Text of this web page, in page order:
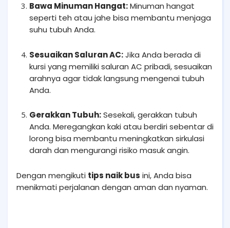
Bawa Minuman Hangat:Minuman hangat
seperti teh atau jahe bisa membantu menjaga
suhu tubuh Anda.
Sesuaikan Saluran AC:Jika Anda berada di
kursi yang memiliki saluran AC pribadi, sesuaikan
arahnya agar tidak langsung mengenai tubuh
Anda.
Gerakkan Tubuh:Sesekali, gerakkan tubuh
Anda. Meregangkan kaki atau berdiri sebentar di
lorong bisa membantu meningkatkan sirkulasi
darah dan mengurangi risiko masuk angin.
Dengan mengikuti tips naik bus ini, Anda bisa
menikmati perjalanan dengan aman dan nyaman.